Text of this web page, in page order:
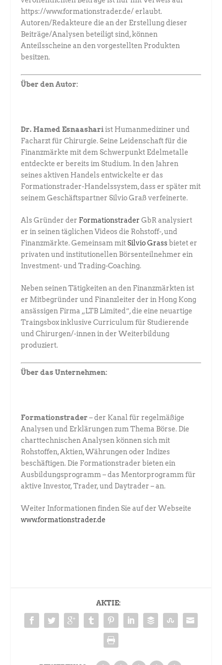
https://www.formationstrader.de/ erlaubt.
Autoren/Redakteure die an der Erstellung dieser
Beiträge/Analysen beteiligt sind, können
Anteilsscheine an den vorgestellten Produkten
besitzen.
Über den Autor:
Dr. Hamed Esnaashariist Humanmediziner und
Facharzt für Chirurgie. ­Seine Leidenschaft für die
Finanzmärkte mit dem Schwerpunkt Edel­metalle
entdeckte er bereits im Studium. In den Jahren
seines aktiven Handels entwickelte er das
Formationstrader-Handelssystem, dass er später mit
seinem Geschäftspartner Silvio Graß verfeinerte.
Als Gründer der Formationstrader GbR analysiert
er in seinen täglichen ­Videos die Rohstoff-, und
Finanzmärkte. Gemeinsam mitSilvio Grass ­bietet er
privaten und institutionellen Börsenteilnehmer ein
Investment- und ­Trading-Coaching.
Neben seinen Tätigkeiten an den Finanzmärkten ist
er Mitbegründer und Finanzleiter der in Hong Kong
ansässigen Firma „LTB Limited“, die eine neuartige
Traingsbox inklusive Curriculum für Studierende
und Chirurgen/-innen in der Weiterbildung
produziert.
Über das Unternehmen:
Formationstrader– der Kanal für regelmäßige
Analysen und Erklärungen zum Thema Börse. Die
charttechnischen Analysen können sich mit
Rohstoffen, Aktien, Währungen oder Indizes
beschäftigen. Die Formationstrader bieten ein
Ausbildungsprogramm – das Mentorprogramm für
aktive Investor, Trader, und Daytrader – an.
Weiter Informationen finden Sie auf der Webseite
www.formationstrader.de
AKTIE: